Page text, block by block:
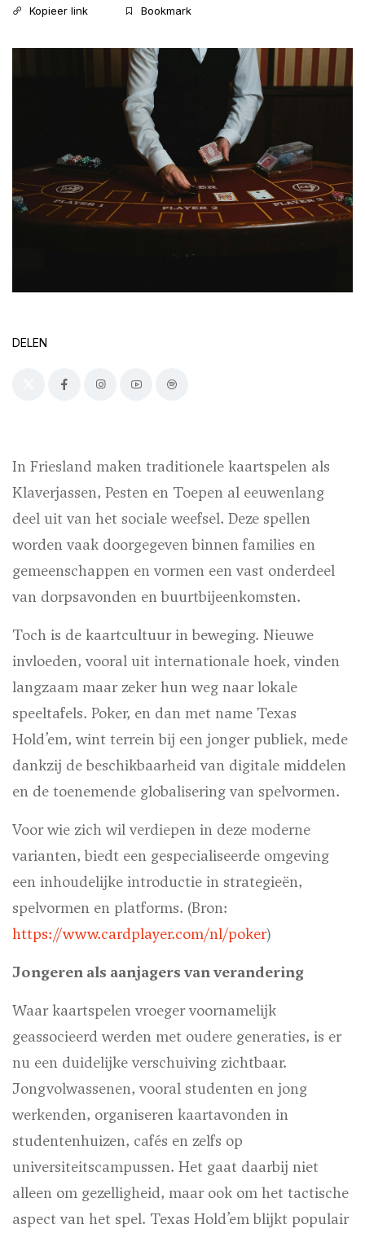
Kopieer link
Bookmark
DELEN
In Friesland maken traditionele kaartspelen als
Klaverjassen, Pesten en Toepen al eeuwenlang
deel uit van het sociale weefsel. Deze spellen
worden vaak doorgegeven binnen families en
gemeenschappen en vormen een vast onderdeel
van dorpsavonden en buurtbijeenkomsten.
Toch is de kaartcultuur in beweging. Nieuwe
invloeden, vooral uit internationale hoek, vinden
langzaam maar zeker hun weg naar lokale
speeltafels. Poker, en dan met name Texas
Hold’em, wint terrein bij een jonger publiek, mede
dankzij de beschikbaarheid van digitale middelen
en de toenemende globalisering van spelvormen.
Voor wie zich wil verdiepen in deze moderne
varianten, biedt een gespecialiseerde omgeving
een inhoudelijke introductie in strategieën,
spelvormen en platforms. (Bron:
https://www.cardplayer.com/nl/poker)
Jongeren als aanjagers van verandering
Waar kaartspelen vroeger voornamelijk
geassocieerd werden met oudere generaties, is er
nu een duidelijke verschuiving zichtbaar.
Jongvolwassenen, vooral studenten en jong
werkenden, organiseren kaartavonden in
studentenhuizen, cafés en zelfs op
universiteitscampussen. Het gaat daarbij niet
alleen om gezelligheid, maar ook om het tactische
aspect van het spel. Texas Hold’em blijkt populair